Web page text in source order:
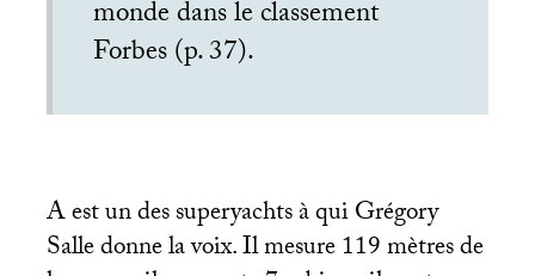
monde dans le classement
Forbes (p. 37).
A est un des superyachts à qui Grégory
Salle donne la voix. Il mesure 119 mètres de